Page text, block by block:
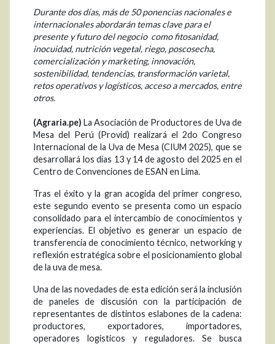
Durante dos días, más de 50 ponencias nacionales e
internacionales abordarán temas clave para el
presente y futuro del negocio como fitosanidad,
inocuidad, nutrición vegetal, riego, poscosecha,
comercialización y marketing, innovación,
sostenibilidad, tendencias, transformación varietal,
retos operativos y logísticos, acceso a mercados, entre
otros.
(Agraria.pe) La Asociación de Productores de Uva de
Mesa del Perú (Provid) realizará el 2do Congreso
Internacional de la Uva de Mesa (CIUM 2025), que se
desarrollará los días 13 y 14 de agosto del 2025 en el
Centro de Convenciones de ESAN en Lima.
Tras el éxito y la gran acogida del primer congreso,
este segundo evento se presenta como un espacio
consolidado para el intercambio de conocimientos y
experiencias. El objetivo es generar un espacio de
transferencia de conocimiento técnico, networking y
reflexión estratégica sobre el posicionamiento global
de la uva de mesa.
Una de las novedades de esta edición será la inclusión
de paneles de discusión con la participación de
representantes de distintos eslabones de la cadena:
productores, exportadores, importadores,
operadores logísticos y reguladores. Se busca